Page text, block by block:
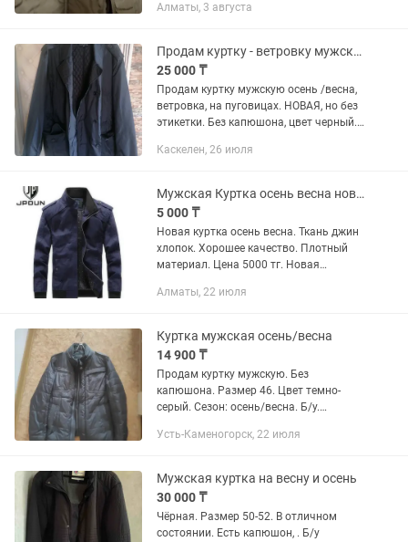
Алматы, 3 августа
Продам куртку - ветровку мужскую осень /весна, размер 52
25 000 ₸
Продам куртку мужскую осень /весна,
ветровка, на пуговицах. НОВАЯ, но без
этикетки. Без капюшона, цвет черный.
пуговицах + на замках. Самовывоз из г
Каскелен, 26 июля
Мужская Куртка осень весна новая
5 000 ₸
Новая куртка осень весна. Ткань джин
хлопок. Хорошее качество. Плотный
материал. Цена 5000 тг. Новая
Алматы, 22 июля
Куртка мужская осень/весна
14 900 ₸
Продам куртку мужскую. Без
капюшона. Размер 46. Цвет темно-
серый. Сезон: осень/весна. Б/у.
Усть-Каменогорск, 22 июля
Мужская куртка на весну и осень
30 000 ₸
Чёрная. Размер 50-52. В отличном
состоянии. Есть капюшон, . Б/у